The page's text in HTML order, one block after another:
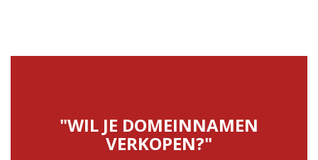
"WIL JE DOMEINNAMEN
VERKOPEN?"